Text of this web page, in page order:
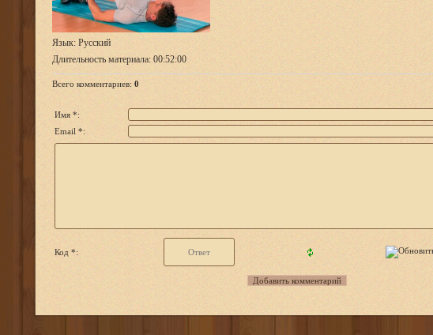
Язык: Русский
Длительность материала: 00:52:00
Всего комментариев: 0
Имя *:
Email *:
Код *: